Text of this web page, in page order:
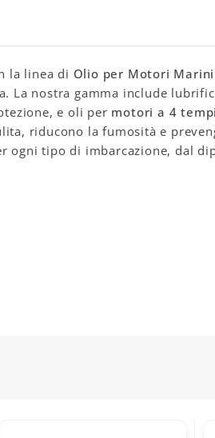
la linea di Olio per Motori
La nostra gamma include
e oli per motori a 4
riducono la fumosità e
ogni tipo di imbarcazione, dal